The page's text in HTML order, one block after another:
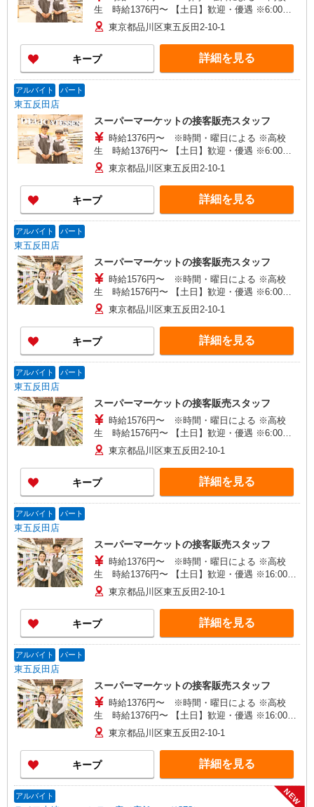
生 時給1376円〜 【土日】歓迎・優遇 ※6:00〜
8:00 時給＋200円 ※22:00以降 基本時給より
25％UP
東京都品川区東五反田2-10-1
キープ 詳細を見る
アルバイト パート
東五反田店
スーパーマーケットの接客販売スタッフ
時給1376円〜 ※時間・曜日による ※高校
生 時給1376円〜 【土日】歓迎・優遇 ※6:00〜
8:00 時給＋200円 ※22:00以降 基本時給より
25％UP
東京都品川区東五反田2-10-1
キープ 詳細を見る
アルバイト パート
東五反田店
スーパーマーケットの接客販売スタッフ
時給1576円〜 ※時間・曜日による ※高校
生 時給1576円〜 【土日】歓迎・優遇 ※6:00〜
8:00 時給＋200円 ※22:00以降 基本時給より
25％UP
東京都品川区東五反田2-10-1
キープ 詳細を見る
アルバイト パート
東五反田店
スーパーマーケットの接客販売スタッフ
時給1576円〜 ※時間・曜日による ※高校
生 時給1576円〜 【土日】歓迎・優遇 ※6:00〜
8:00 時給＋200円 ※22:00以降 基本時給より
25％UP
東京都品川区東五反田2-10-1
キープ 詳細を見る
アルバイト パート
東五反田店
スーパーマーケットの接客販売スタッフ
時給1376円〜 ※時間・曜日による ※高校
生 時給1376円〜 【土日】歓迎・優遇 ※16:00〜
21:00 時給＋100円 ※21:00〜翌2:00 時給＋200
円
東京都品川区東五反田2-10-1
キープ 詳細を見る
アルバイト パート
東五反田店
スーパーマーケットの接客販売スタッフ
時給1376円〜 ※時間・曜日による ※高校
生 時給1376円〜 【土日】歓迎・優遇 ※16:00〜
21:00 時給＋100円 ※21:00〜翌2:00 時給＋200
円
東京都品川区東五反田2-10-1
キープ 詳細を見る
アルバイト NEW